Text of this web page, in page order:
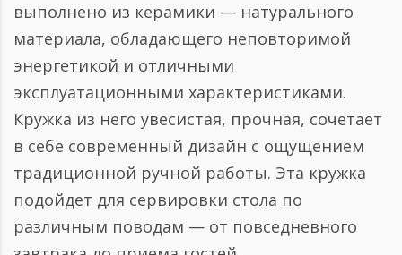
выполнено из керамики — натурального
материала, обладающего неповторимой
энергетикой и отличными
эксплуатационными характеристиками.
Кружка из него увесистая, прочная, сочетает
в себе современный дизайн с ощущением
традиционной ручной работы. Эта кружка
подойдет для сервировки стола по
различным поводам — от повседневного